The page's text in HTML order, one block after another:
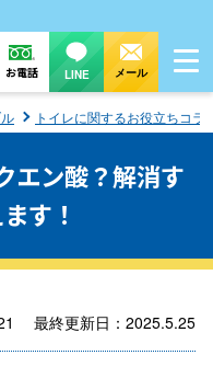
お電話 LINE メール
トイレに関するお役立ちコラ
エン酸？解消す
す！
最終更新日：2025.5.25